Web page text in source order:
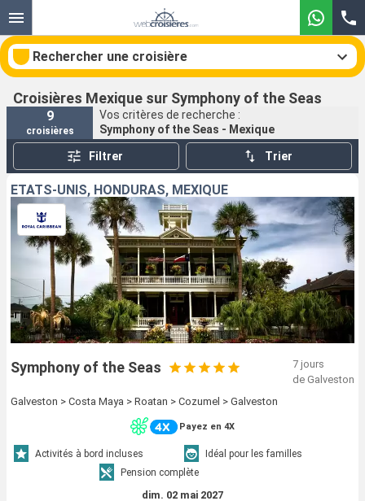
Rechercher une croisière
Nos destinations
Mois de départ
Ports Compagnies
Rechercher
Croisières Mexique sur Symphony of the Seas
9
croisières
Vos critères de recherche :
Symphony of the Seas - Mexique
Filtrer Trier
ÉTATS-UNIS, HONDURAS, MEXIQUE
Symphony of the Seas
7 jours
de Galveston
Galveston > Costa Maya > Roatan > Cozumel > Galveston
Payez en 4X
Activités à bord incluses
Idéal pour les familles
Pension complète
dim. 02 mai 2027